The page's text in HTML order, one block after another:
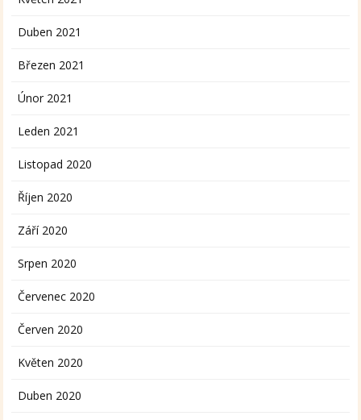
Duben 2021
Březen 2021
Únor 2021
Leden 2021
Listopad 2020
Říjen 2020
Září 2020
Srpen 2020
Červenec 2020
Červen 2020
Květen 2020
Duben 2020